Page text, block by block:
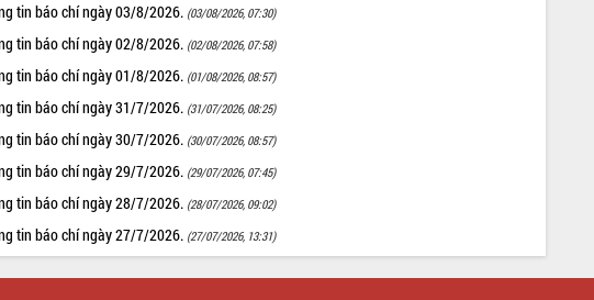
tin báo chí ngày 03/8/2026. (03/08/2026, 07:30)
tin báo chí ngày 02/8/2026. (02/08/2026, 07:58)
tin báo chí ngày 01/8/2026. (01/08/2026, 08:57)
tin báo chí ngày 31/7/2026. (31/07/2026, 08:25)
tin báo chí ngày 30/7/2026. (30/07/2026, 08:57)
tin báo chí ngày 29/7/2026. (29/07/2026, 07:45)
tin báo chí ngày 28/7/2026. (28/07/2026, 09:02)
tin báo chí ngày 27/7/2026. (27/07/2026, 13:31)